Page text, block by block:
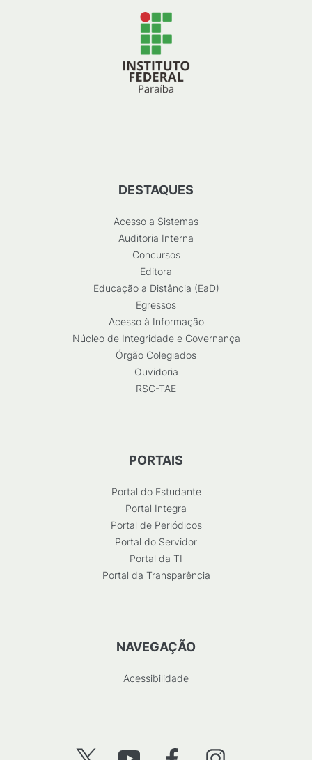
DESTAQUES
Acesso a Sistemas
Auditoria Interna
Concursos
Editora
Educação a Distância (EaD)
Egressos
Acesso à Informação
Núcleo de Integridade e Governança
Órgão Colegiados
Ouvidoria
RSC-TAE
PORTAIS
Portal do Estudante
Portal Integra
Portal de Periódicos
Portal do Servidor
Portal da TI
Portal da Transparência
NAVEGAÇÃO
Acessibilidade